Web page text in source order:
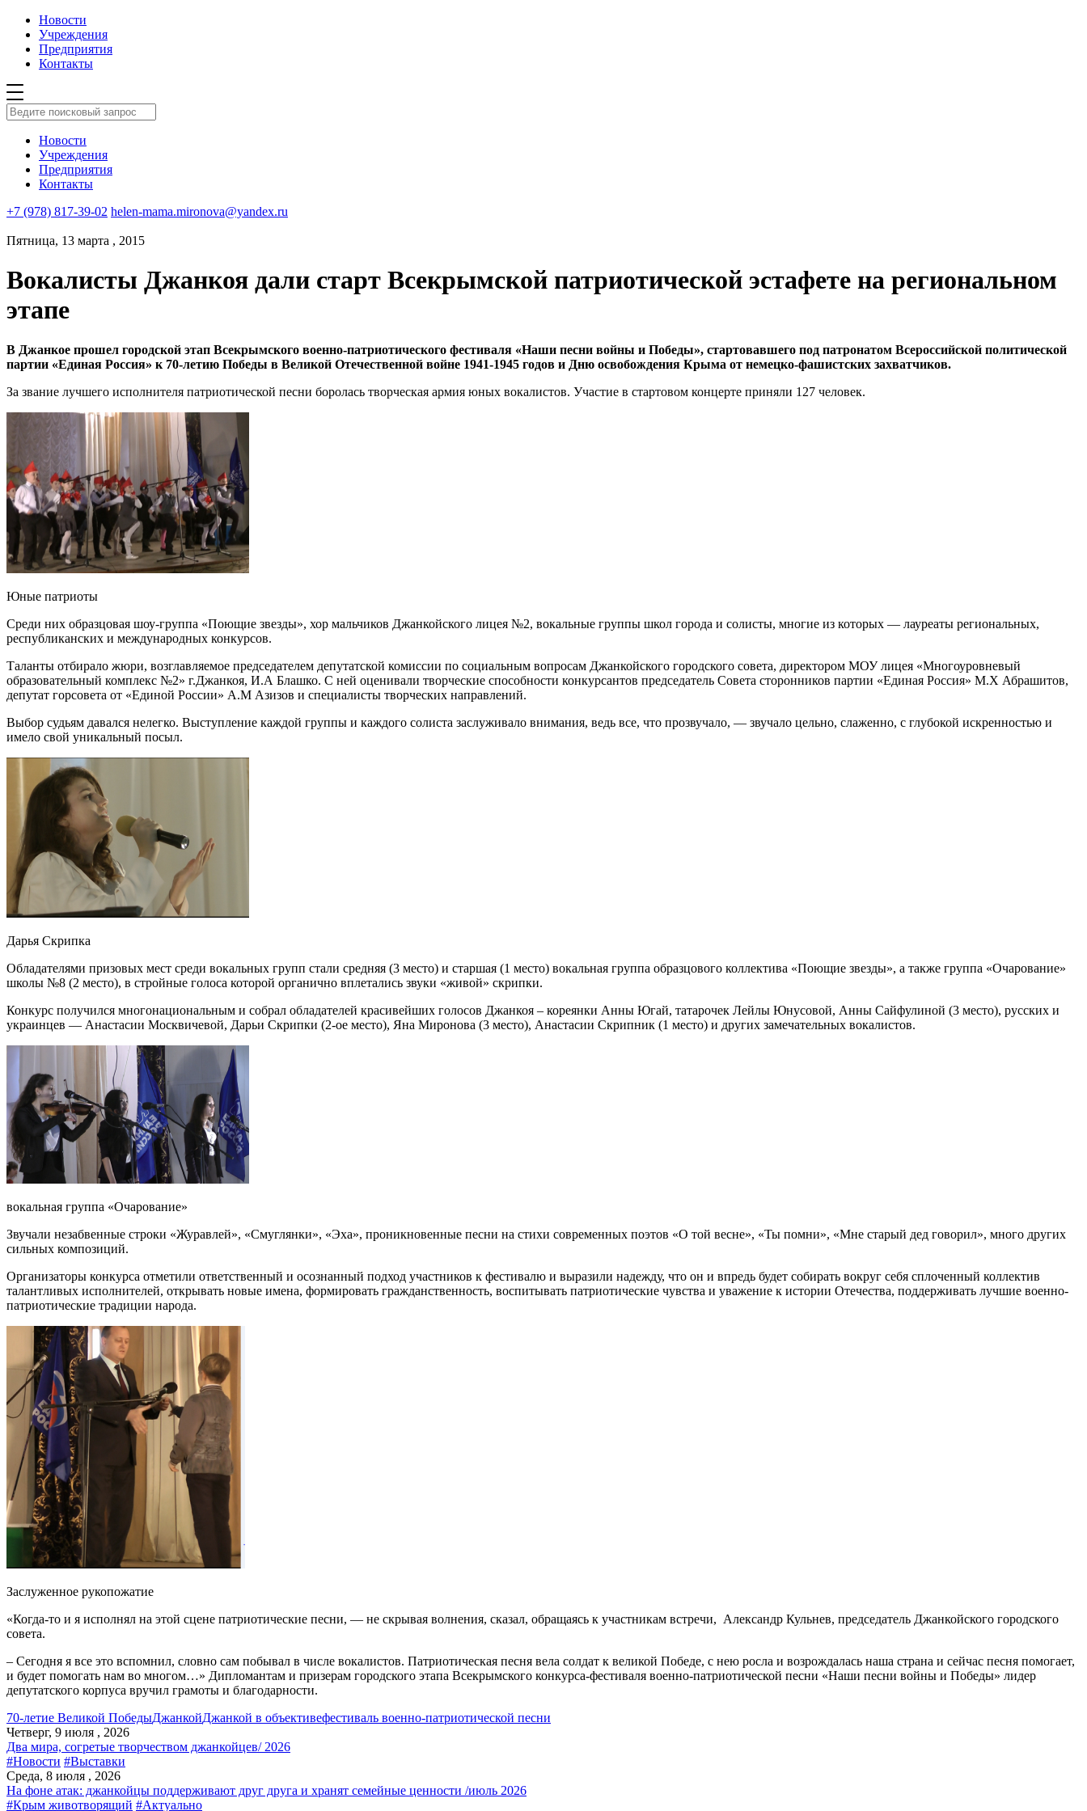
Новости
Учреждения
Предприятия
Контакты
Новости
Учреждения
Предприятия
Контакты
+7 (978) 817-39-02 helen-mama.mironova@yandex.ru
Пятница, 13 марта , 2015
Вокалисты Джанкоя дали старт Всекрымской патриотической эстафете на региональном
этапе
В Джанкое прошел городской этап Всекрымского военно-патриотического фестиваля «Наши песни войны и Победы», стартовавшего под патронатом Всероссийской политической
партии «Единая Россия» к 70-летию Победы в Великой Отечественной войне 1941-1945 годов и Дню освобождения Крыма от немецко-фашистских захватчиков.
За звание лучшего исполнителя патриотической песни боролась творческая армия юных вокалистов. Участие в стартовом концерте приняли 127 человек.
Юные патриоты
Среди них образцовая шоу-группа «Поющие звезды», хор мальчиков Джанкойского лицея №2, вокальные группы школ города и солисты, многие из которых — лауреаты региональных,
республиканских и международных конкурсов.
Таланты отбирало жюри, возглавляемое председателем депутатской комиссии по социальным вопросам Джанкойского городского совета, директором МОУ лицея «Многоуровневый
образовательный комплекс №2» г.Джанкоя, И.А Блашко. С ней оценивали творческие способности конкурсантов председатель Совета сторонников партии «Единая Россия» М.Х Абрашитов,
депутат горсовета от «Единой России» А.М Азизов и специалисты творческих направлений.
Выбор судьям давался нелегко. Выступление каждой группы и каждого солиста заслуживало внимания, ведь все, что прозвучало, — звучало цельно, слаженно, с глубокой искренностью и
имело свой уникальный посыл.
Дарья Скрипка
Обладателями призовых мест среди вокальных групп стали средняя (3 место) и старшая (1 место) вокальная группа образцового коллектива «Поющие звезды», а также группа «Очарование»
школы №8 (2 место), в стройные голоса которой органично вплетались звуки «живой» скрипки.
Конкурс получился многонациональным и собрал обладателей красивейших голосов Джанкоя – кореянки Анны Югай, татарочек Лейлы Юнусовой, Анны Сайфулиной (3 место), русских и
украинцев — Анастасии Москвичевой, Дарьи Скрипки (2-ое место), Яна Миронова (3 место), Анастасии Скрипник (1 место) и других замечательных вокалистов.
вокальная группа «Очарование»
Звучали незабвенные строки «Журавлей», «Смуглянки», «Эха», проникновенные песни на стихи современных поэтов «О той весне», «Ты помни», «Мне старый дед говорил», много других
сильных композиций.
Организаторы конкурса отметили ответственный и осознанный подход участников к фестивалю и выразили надежду, что он и впредь будет собирать вокруг себя сплоченный коллектив
талантливых исполнителей, открывать новые имена, формировать гражданственность, воспитывать патриотические чувства и уважение к истории Отечества, поддерживать лучшие военно-
патриотические традиции народа.
Заслуженное рукопожатие
«Когда-то и я исполнял на этой сцене патриотические песни, — не скрывая волнения, сказал, обращаясь к участникам встречи, Александр Кульнев, председатель Джанкойского городского
совета.
– Сегодня я все это вспомнил, словно сам побывал в числе вокалистов. Патриотическая песня вела солдат к великой Победе, с нею росла и возрождалась наша страна и сейчас песня помогает,
и будет помогать нам во многом…» Дипломантам и призерам городского этапа Всекрымского конкурса-фестиваля военно-патриотической песни «Наши песни войны и Победы» лидер
депутатского корпуса вручил грамоты и благодарности.
70-летие Великой ПобедыДжанкойДжанкой в объективефестиваль военно-патриотической песни
Четверг, 9 июля , 2026
Два мира, согретые творчеством джанкойцев/ 2026
#Новости #Выставки
Среда, 8 июля , 2026
На фоне атак: джанкойцы поддерживают друг друга и хранят семейные ценности /июль 2026
#Крым животворящий #Актуально